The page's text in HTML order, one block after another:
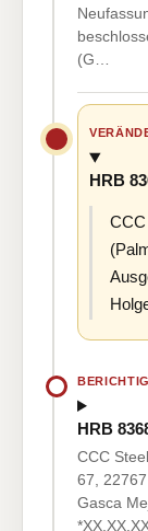
(G…
HRB
HRB
CCC
67,
Gasca